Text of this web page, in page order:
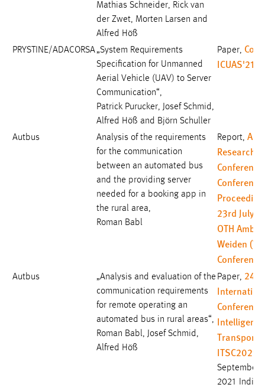
Mathias Schneider, Rick van
der Zwet, Morten Larsen and
Alfred Höß
PRYSTINE/ADACORSA„System Requirements
Specification for Unmanned
Aerial Vehicle (UAV) to Server
Communication“,
Patrick Purucker, Josef Schmid,
Alfred Höß and Björn Schuller
Paper,
ICUAS'21
Autbus
Analysis of the requirements
for the communication
between an automated bus
and the providing server
needed for a booking app in
the rural area,
Roman Babl
Report,
Research
Conference
23rd July
OTH
Weiden
Autbus
„Analysis and evaluation of the
communication requirements
for remote operating an
automated bus in rural areas“,
Roman Babl, Josef Schmid,
Alfred Höß
Paper, 24th
Intelligent
ITSC2021
September
2021